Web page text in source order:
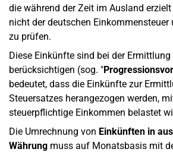
die während der Zeit im Ausland
nicht der deutschen Einkommensteuer
zu prüfen.
Diese Einkünfte sind bei der
berücksichtigen (sog. "
bedeutet, dass die Einkünfte zur
Steuersatzes herangezogen werden,
steuerpflichtige Einkommen belastet
Die Umrechnung von Einkünften in
Währung muss auf Monatsbasis mit